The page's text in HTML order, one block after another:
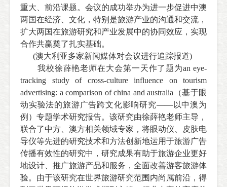
重大、前沿课题。会议的成功举办为进一步促进中澳
两国在经济、文化，特别是旅游产业的沟通和交流，
扩大两国在旅游研究和产业发展中的协同效应，实现
合作共赢奠了扎实基础。
(澳大利亚多家新闻媒体对会议进行追踪报道)
我校徐薛艳老师在大会第一天作了题为an eye-
tracking study of cross-culture influence on tourism
advertising: a comparison of china and australia （基于眼
动实验法的旅游广告跨文化影响研究——以中澳为
例）专题学术研究报告。该研究由徐薛艳老师主导，
联合了中方、澳方相关领域专家，将眼动仪、皮肤电
导仪等先进的研究技术和方法创新地运用于旅游广告
传播有效性的研究中，研究成果有助于旅游企业更好
地设计、推广旅游产品和服务，全面改善游客旅游体
验。由于该研究在世界旅游研究范围内尚属前沿，得